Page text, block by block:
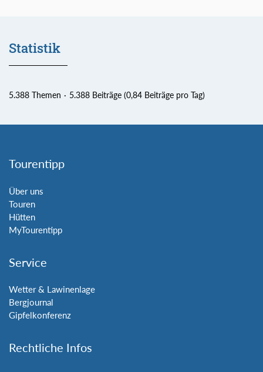
Statistik
5.388 Themen 5.388 Beiträge (0,84 Beiträge pro Tag)
Tourentipp
Über uns
Touren
Hütten
MyTourentipp
Service
Wetter & Lawinenlage
Bergjournal
Gipfelkonferenz
Rechtliche Infos